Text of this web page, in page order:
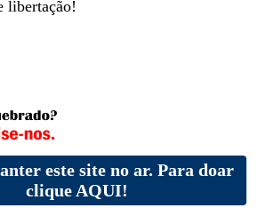
libertação!
este site no ar. Para doar
clique AQUI!